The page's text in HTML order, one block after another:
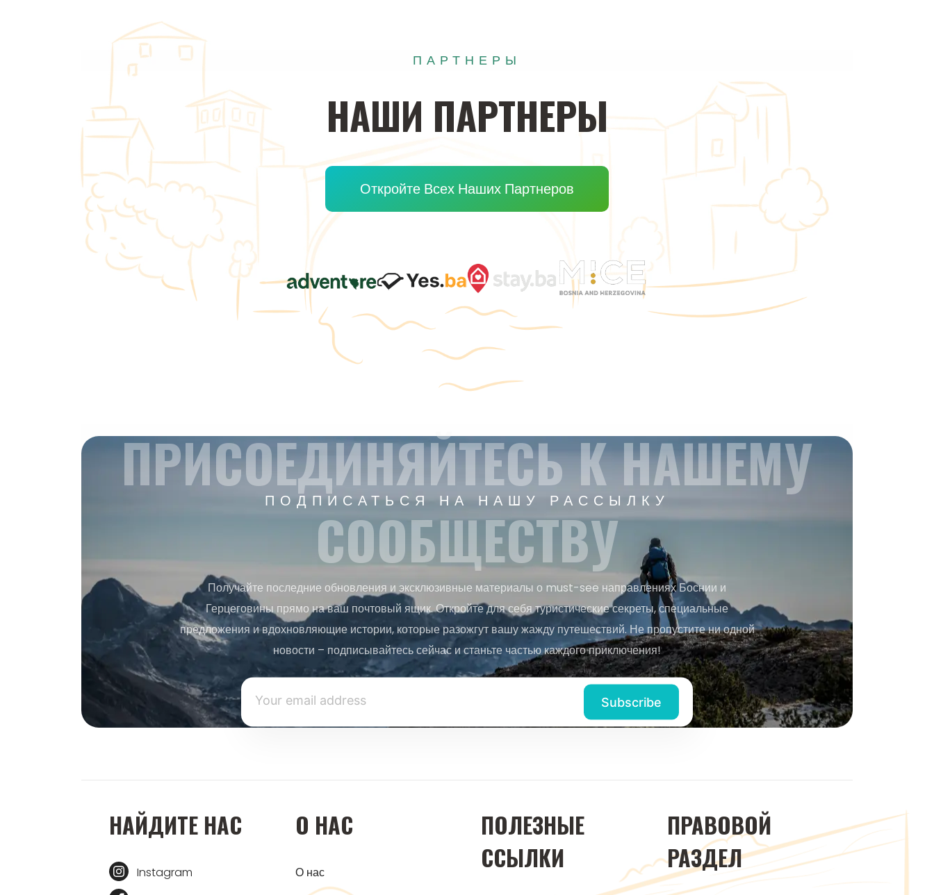
ПАРТНЕРЫ
НАШИ ПАРТНЕРЫ
Откройте Всех Наших Партнеров
ПОДПИСАТЬСЯ НА НАШУ РАССЫЛКУ
ПРИСОЕДИНЯЙТЕСЬ К НАШЕМУ
СООБЩЕСТВУ
Получайте последние обновления и эксклюзивные материалы о must-see направлениях Боснии и
Герцеговины прямо на ваш почтовый ящик. Откройте для себя туристические секреты, специальные
предложения и вдохновляющие истории, которые разожгут вашу жажду путешествий. Не пропустите ни одной
новости – подписывайтесь сейчас и станьте частью каждого приключения!
НАЙДИТЕ НАС
Instagram
О НАС
О нас
ПОЛЕЗНЫЕ
ССЫЛКИ
ПРАВОВОЙ
РАЗДЕЛ